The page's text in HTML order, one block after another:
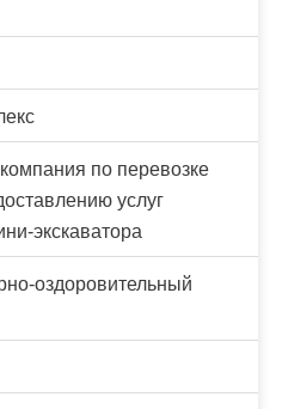
по перевозке
услуг
экскаватора
оздоровительный